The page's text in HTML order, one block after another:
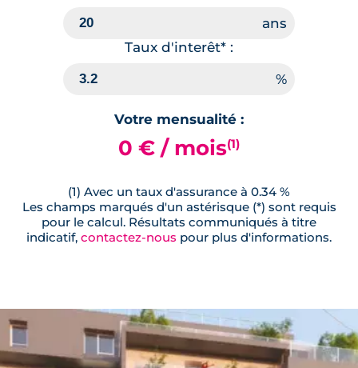
Taux d'interêt* :
Votre mensualité :
0 € / mois(1)
(1) Avec un taux d'assurance à 0.34 %
Les champs marqués d'un astérisque (*) sont requis
pour le calcul. Résultats communiqués à titre
indicatif, contactez-nous pour plus d'informations.